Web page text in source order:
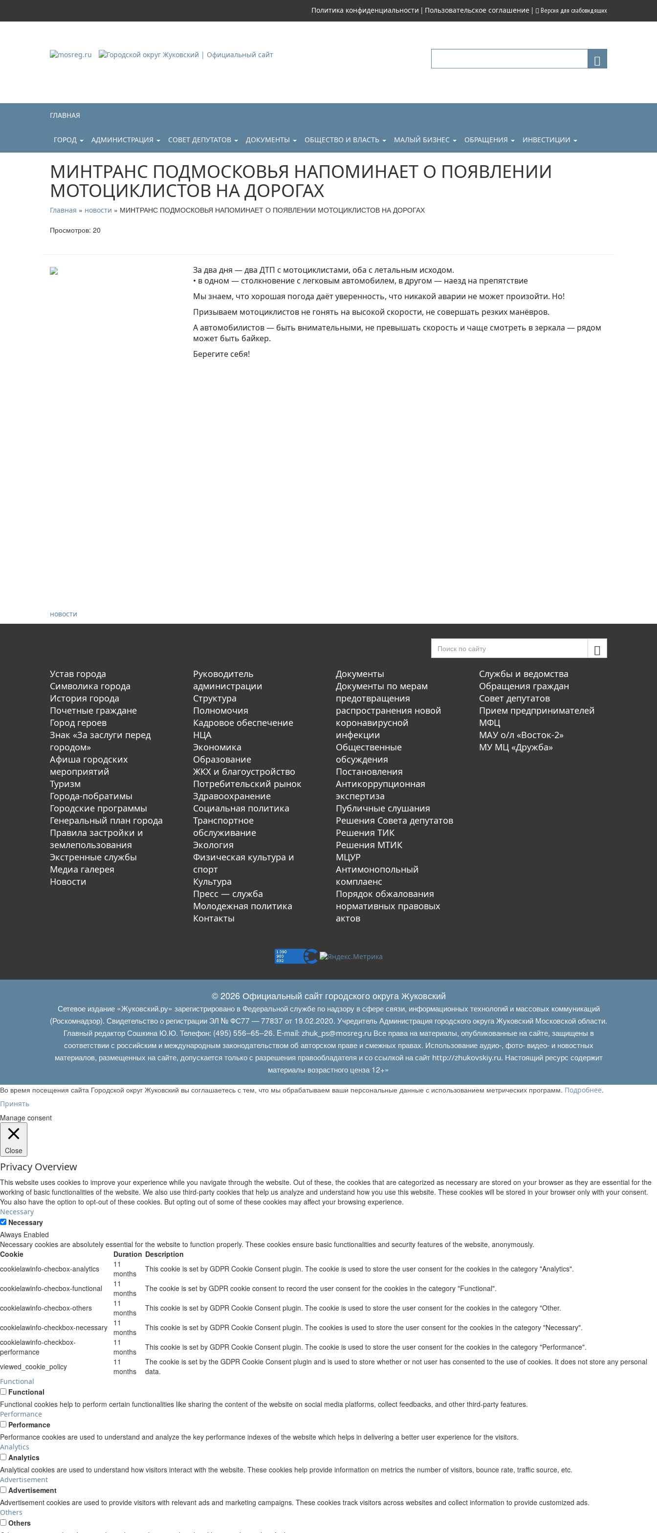
Политика конфиденциальности | Пользовательское соглашение | Версия для слабовидящих
ГЛАВНАЯ
ГОРОД АДМИНИСТРАЦИЯ СОВЕТ ДЕПУТАТОВ ДОКУМЕНТЫ ОБЩЕСТВО И ВЛАСТЬ МАЛЫЙ БИЗНЕС ОБРАЩЕНИЯ ИНВЕСТИЦИИ
МИНТРАНС ПОДМОСКОВЬЯ НАПОМИНАЕТ О ПОЯВЛЕНИИ
МОТОЦИКЛИСТОВ НА ДОРОГАХ
Главная » новости » МИНТРАНС ПОДМОСКОВЬЯ НАПОМИНАЕТ О ПОЯВЛЕНИИ МОТОЦИКЛИСТОВ НА ДОРОГАХ
Просмотров: 20
За два дня — два ДТП с мотоциклистами, оба с летальным исходом.
• в одном — столкновение с легковым автомобилем, в другом — наезд на препятствие
Мы знаем, что хорошая погода даёт уверенность, что никакой аварии не может произойти. Но!
Призываем мотоциклистов не гонять на высокой скорости, не совершать резких манёвров.
А автомобилистов — быть внимательными, не превышать скорость и чаще смотреть в зеркала — рядом
может быть байкер.
Берегите себя!
новости
Устав города
Символика города
История города
Почетные граждане
Город героев
Знак «За заслуги перед
городом»
Афиша городских
мероприятий
Туризм
Города-побратимы
Городские программы
Генеральный план города
Правила застройки и
землепользования
Экстренные службы
Медиа галерея
Новости
Руководитель
администрации
Структура
Полномочия
Кадровое обеспечение
НЦА
Экономика
Образование
ЖКХ и благоустройство
Потребительский рынок
Здравоохранение
Социальная политика
Транспортное
обслуживание
Экология
Физическая культура и
спорт
Культура
Пресс — служба
Молодежная политика
Контакты
Документы
Документы по мерам
предотвращения
распространения новой
коронавирусной
инфекции
Общественные
обсуждения
Постановления
Антикоррупционная
экспертиза
Публичные слушания
Решения Совета депутатов
Решения ТИК
Решения МТИК
МЦУР
Антимонопольный
комплаенс
Порядок обжалования
нормативных правовых
актов
Службы и ведомства
Обращения граждан
Совет депутатов
Прием предпринимателей
МФЦ
МАУ о/л «Восток-2»
МУ МЦ «Дружба»
© 2026 Официальный сайт городского округа Жуковский
Сетевое издание «Жуковский.ру» зарегистрировано в Федеральной службе по надзору в сфере связи, информационных технологий и массовых коммуникаций
(Роскомнадзор). Свидетельство о регистрации ЭЛ № ФС77 — 77837 от 19.02.2020. Учредитель Администрация городского округа Жуковский Московской области.
Главный редактор Сошкина Ю.Ю. Телефон: (495) 556–65–26. E‑mail: zhuk_ps@mosreg.ruВсе права на материалы, опубликованные на сайте, защищены в
соответствии с российским и международным законодательством об авторском праве и смежных правах. Использование аудио-, фото- видео- и новостных
материалов, размещенных на сайте, допускается только с разрешения правообладателя и со ссылкой на сайт http://zhukovskiy.ru. Настоящий ресурс содержит
материалы возрастного ценза 12+»
Во время посещения сайта Городской округ Жуковский вы соглашаетесь с тем, что мы обрабатываем ваши персональные данные с использованием метрических программ. Подробнее.
Принять
Manage consent
Close
Privacy Overview
This website uses cookies to improve your experience while you navigate through the website. Out of these, the cookies that are categorized as necessary are stored on your browser as they are essential for the
working of basic functionalities of the website. We also use third-party cookies that help us analyze and understand how you use this website. These cookies will be stored in your browser only with your consent.
You also have the option to opt-out of these cookies. But opting out of some of these cookies may affect your browsing experience.
Necessary
Necessary
Always Enabled
Necessary cookies are absolutely essential for the website to function properly. These cookies ensure basic functionalities and security features of the website, anonymously.
Cookie
Duration Description
cookielawinfo-checbox-analytics
11
months
This cookie is set by GDPR Cookie Consent plugin. The cookie is used to store the user consent for the cookies in the category "Analytics".
cookielawinfo-checbox-functional
11
months
The cookie is set by GDPR cookie consent to record the user consent for the cookies in the category "Functional".
cookielawinfo-checbox-others
11
months
This cookie is set by GDPR Cookie Consent plugin. The cookie is used to store the user consent for the cookies in the category "Other.
cookielawinfo-checkbox-necessary
11
months
This cookie is set by GDPR Cookie Consent plugin. The cookies is used to store the user consent for the cookies in the category "Necessary".
cookielawinfo-checkbox-
performance
11
months
This cookie is set by GDPR Cookie Consent plugin. The cookie is used to store the user consent for the cookies in the category "Performance".
viewed_cookie_policy
11
months
The cookie is set by the GDPR Cookie Consent plugin and is used to store whether or not user has consented to the use of cookies. It does not store any personal
data.
Functional
Functional
Functional cookies help to perform certain functionalities like sharing the content of the website on social media platforms, collect feedbacks, and other third-party features.
Performance
Performance
Performance cookies are used to understand and analyze the key performance indexes of the website which helps in delivering a better user experience for the visitors.
Analytics
Analytics
Analytical cookies are used to understand how visitors interact with the website. These cookies help provide information on metrics the number of visitors, bounce rate, traffic source, etc.
Advertisement
Advertisement
Advertisement cookies are used to provide visitors with relevant ads and marketing campaigns. These cookies track visitors across websites and collect information to provide customized ads.
Others
Others